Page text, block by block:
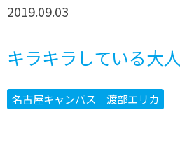
2019.09.03
キラキラしている大人
名古屋キャンパス 渡部エリカ